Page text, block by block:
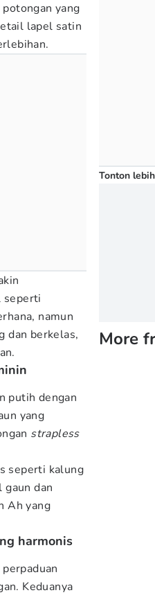
yang
lapel satin
seperti
namun
dan berkelas,
putih dengan
yang
strapless
seperti kalung
dan
Ah yang
harmonis
Keduanya
Tonton
More